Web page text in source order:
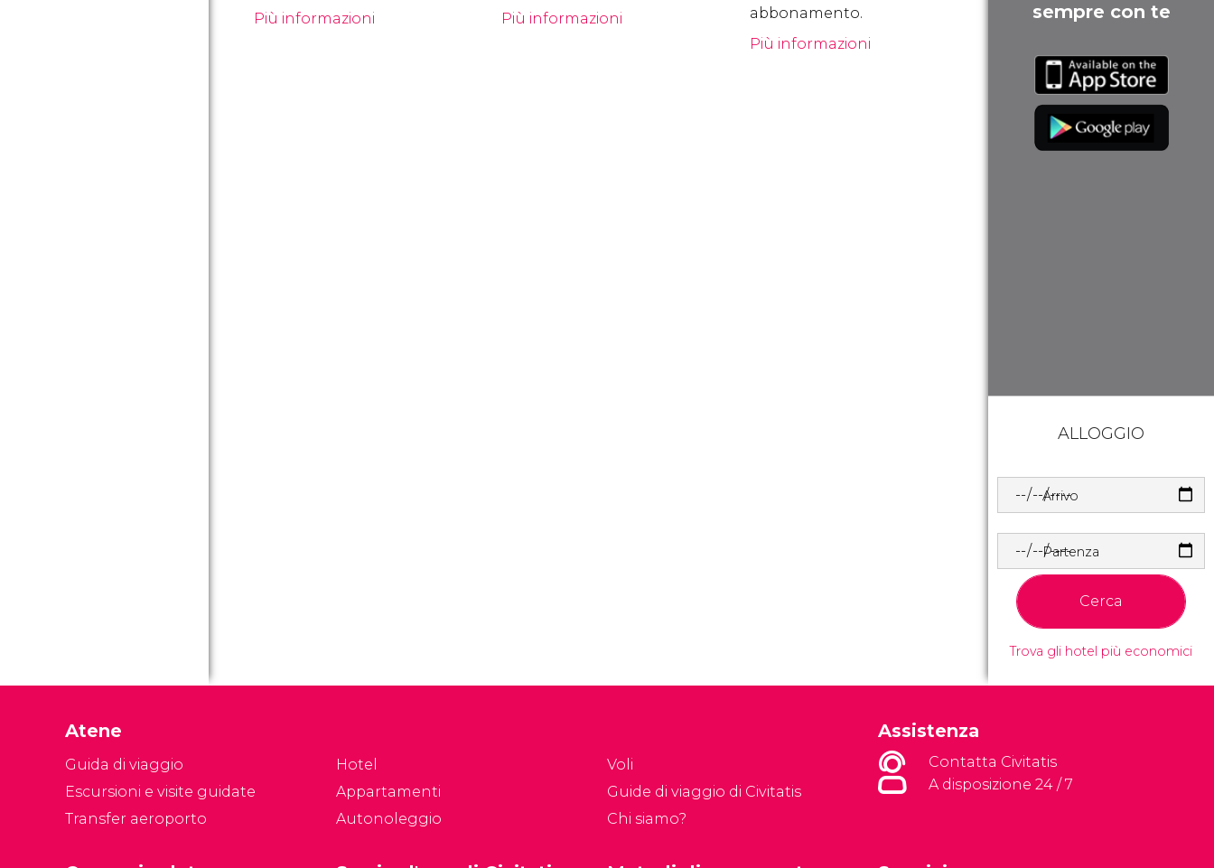
Più informazioni
Più informazioni
abbonamento.
Più informazioni
sempre con te
ALLOGGIO
Arrivo
Partenza
Cerca
Trova gli hotel più economici
Atene
Guida di viaggio
Escursioni e visite guidate
Transfer aeroporto
Hotel
Appartamenti
Autonoleggio
Voli
Guide di viaggio di Civitatis
Chi siamo?
Assistenza
Contatta Civitatis
A disposizione 24 / 7